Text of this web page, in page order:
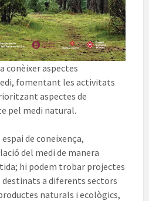
conèixer aspectes
fomentant les activitats
aspectes de
pel medi natural.
de coneixença,
del medi de manera
hi podem trobar projectes
a diferents sectors
naturals i ecològics,